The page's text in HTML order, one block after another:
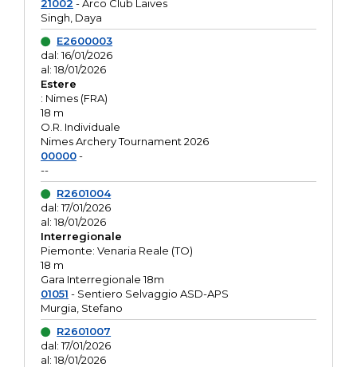
21002 - Arco Club Laives
Singh, Daya
E2600003
dal: 16/01/2026
al: 18/01/2026
Estere
: Nimes (FRA)
18 m
O.R. Individuale
Nimes Archery Tournament 2026
00000-
--
R2601004
dal: 17/01/2026
al: 18/01/2026
Interregionale
Piemonte: Venaria Reale (TO)
18 m
Gara Interregionale 18m
01051 - Sentiero Selvaggio ASD-APS
Murgia, Stefano
R2601007
dal: 17/01/2026
al: 18/01/2026